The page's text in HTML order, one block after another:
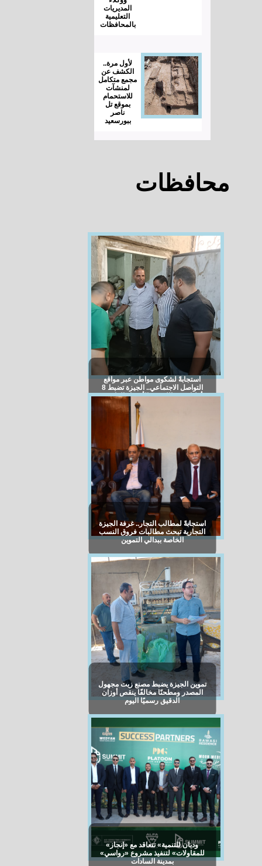
المديريات
التعليمية
بالمحافظات
لأول مرة..
الكشف عن
مجمع متكامل
لمنشآت
للاستحمام
بموقع تل
ناصر
ببورسعيد
محافظات
استجابةً لشكوى مواطن عبر مواقع
التواصل الاجتماعي.. الجيزة تضبط 8
أطنان من اللحوم والأحشاء الفاسدة
بالعمرانية
استجابةً لمطالب التجار.. غرفة الجيزة
التجارية تبحث مطالبات فروق النسب
الخاصة ببدالي التموين
تموين الجيزة يضبط مصنع زيت مجهول
المصدر ومطحنًا مخالفًا ينقص أوزان
الدقيق رسميًا اليوم
«وديان للتنمية» تتعاقد مع «إنجاز
للمقاولات» لتنفيذ مشروع «رواسي»
بمدينة السادات